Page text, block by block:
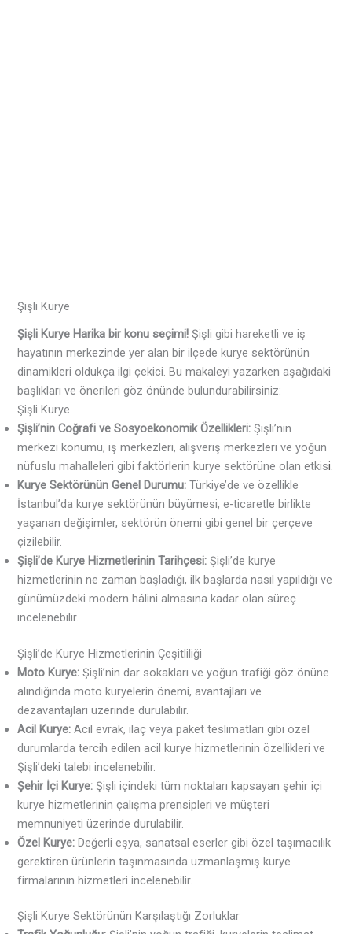
Şişli Kurye
Şişli Kurye Harika bir konu seçimi! Şişli gibi hareketli ve iş
hayatının merkezinde yer alan bir ilçede kurye sektörünün
dinamikleri oldukça ilgi çekici. Bu makaleyi yazarken aşağıdaki
başlıkları ve önerileri göz önünde bulundurabilirsiniz:
Şişli Kurye
Şişli’nin Coğrafi ve Sosyoekonomik Özellikleri: Şişli’nin
merkezi konumu, iş merkezleri, alışveriş merkezleri ve yoğun
nüfuslu mahalleleri gibi faktörlerin kurye sektörüne olan etkisi.
Kurye Sektörünün Genel Durumu: Türkiye’de ve özellikle
İstanbul’da kurye sektörünün büyümesi, e-ticaretle birlikte
yaşanan değişimler, sektörün önemi gibi genel bir çerçeve
çizilebilir.
Şişli’de Kurye Hizmetlerinin Tarihçesi: Şişli’de kurye
hizmetlerinin ne zaman başladığı, ilk başlarda nasıl yapıldığı ve
günümüzdeki modern hâlini almasına kadar olan süreç
incelenebilir.
Şişli’de Kurye Hizmetlerinin Çeşitliliği
Moto Kurye: Şişli’nin dar sokakları ve yoğun trafiği göz önüne
alındığında moto kuryelerin önemi, avantajları ve
dezavantajları üzerinde durulabilir.
Acil Kurye: Acil evrak, ilaç veya paket teslimatları gibi özel
durumlarda tercih edilen acil kurye hizmetlerinin özellikleri ve
Şişli’deki talebi incelenebilir.
Şehir İçi Kurye: Şişli içindeki tüm noktaları kapsayan şehir içi
kurye hizmetlerinin çalışma prensipleri ve müşteri
memnuniyeti üzerinde durulabilir.
Özel Kurye: Değerli eşya, sanatsal eserler gibi özel taşımacılık
gerektiren ürünlerin taşınmasında uzmanlaşmış kurye
firmalarının hizmetleri incelenebilir.
Şişli Kurye Sektörünün Karşılaştığı Zorluklar